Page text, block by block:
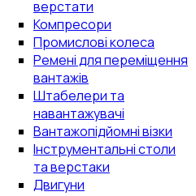
верстати
Компресори
Промислові колеса
Ремені для переміщення
вантажів
Штабелери та
навантажувачі
Вантажопідйомні візки
Інструментальні столи
та верстаки
Двигуни